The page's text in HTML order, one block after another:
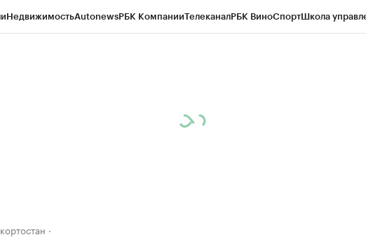
НедвижимостьAutonewsРБК КомпанииТелеканалРБК ВиноСпортШкола